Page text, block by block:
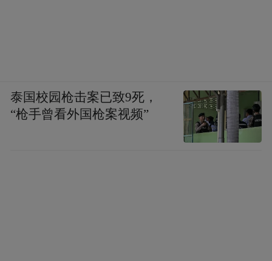
泰国校园枪击案已致9死，
“枪手曾看外国枪案视频”